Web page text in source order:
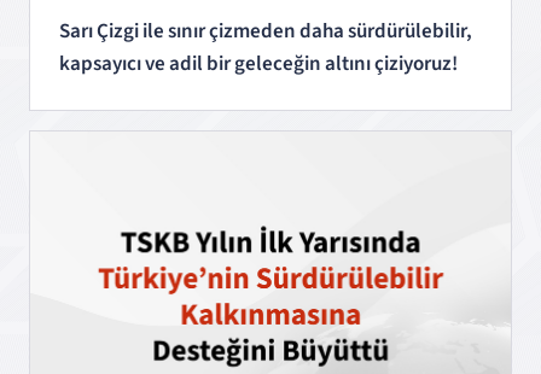
Sarı Çizgi ile sınır çizmeden daha sürdürülebilir,
kapsayıcı ve adil bir geleceğin altını çiziyoruz!